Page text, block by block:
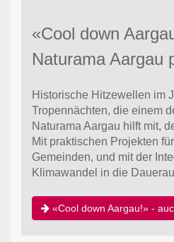
«Cool down
Naturama Aargau
Historische Hitzewellen im
Tropennächten, die einem
Naturama Aargau hilft mit,
Mit praktischen Projekten
Gemeinden, und mit der
Klimawandel in die
«Cool down Aargau!» -